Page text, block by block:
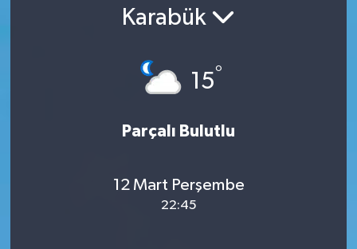
Karabük
15°
Parçalı Bulutlu
12 Mart Perşembe
22:45